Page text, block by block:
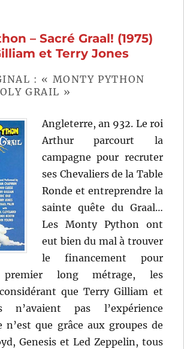
– Sacré Graal! (1975)
et Terry Jones
: « MONTY PYTHON
GRAIL »
Angleterre, an 932. Le roi
Arthur parcourt la
campagne pour recruter
ses Chevaliers de la Table
Ronde et entreprendre la
sainte quête du Graal…
Les Monty Python ont
eut bien du mal à trouver
le financement pour
long métrage, les
que Terry Gilliam et
n’avaient pas l’expérience
n’est que grâce aux groupes de
Genesis et Led Zeppelin, tous